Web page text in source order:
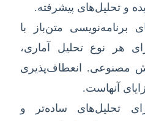
و تحلیل‌های پیشرفته.
برنامه‌نویسی متن‌باز با
هر نوع تحلیل آماری،
مصنوعی. انعطاف‌پذیری
آنهاست.
تحلیل‌های ساده‌تر و